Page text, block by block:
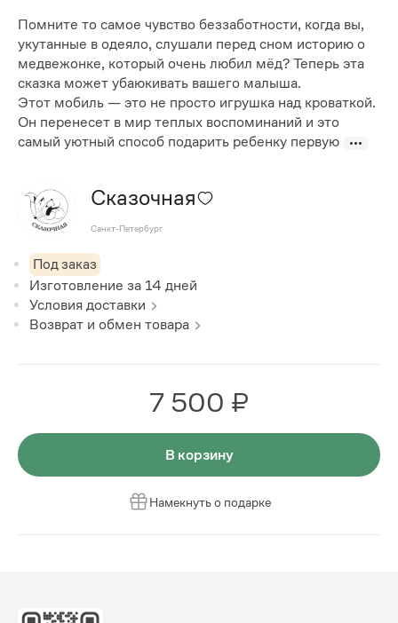
Помните то самое чувство беззаботности, когда вы,
укутанные в одеяло, слушали перед сном историю о
медвежонке, который очень любил мёд? Теперь эта
сказка может убаюкивать вашего малыша.
Этот мобиль — это не просто игрушка над кроваткой.
Он перенесет в мир теплых воспоминаний и это
самый уютный способ подарить ребенку первую
Сказочная
Санкт-Петербург
Под заказ
Изготовление за 14 дней
Условия доставки
Возврат и обмен товара
7 500 ₽
В корзину
Намекнуть о подарке